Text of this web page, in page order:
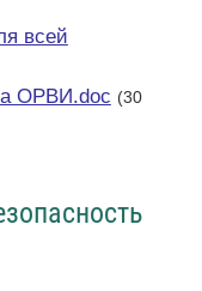
всей
ОРВИ.doc (30